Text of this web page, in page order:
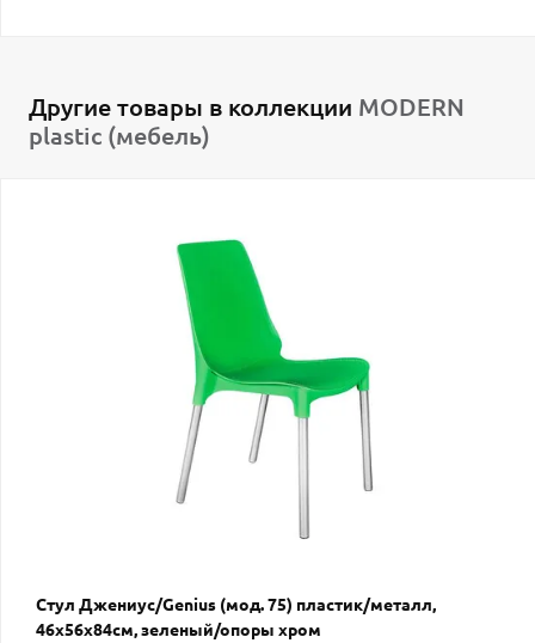
Другие товары в коллекции MODERN
plastic (мебель)
Стул Джениус/Genius (мод. 75) пластик/металл,
46x56x84cм, зеленый/опоры хром